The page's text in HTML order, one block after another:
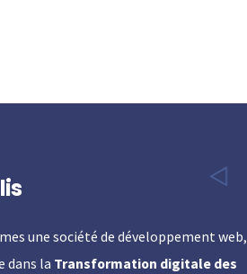
une société de développement web,
dans la Transformation digitale des